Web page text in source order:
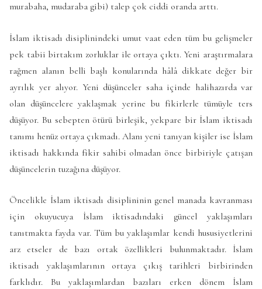
murabaha, mudaraba gibi) talep çok ciddi oranda arttı.
İslam iktisadı disiplinindeki umut vaat eden tüm bu gelişmeler
pek tabii birtakım zorluklar ile ortaya çıktı. Yeni araştırmalara
rağmen alanın belli başlı konularında hâlâ dikkate değer bir
ayrılık yer alıyor. Yeni düşünceler saha içinde halihazırda var
olan düşüncelere yaklaşmak yerine bu fikirlerle tümüyle ters
düşüyor. Bu sebepten ötürü birleşik, yekpare bir İslam iktisadı
tanımı henüz ortaya çıkmadı. Alanı yeni tanıyan kişiler ise İslam
iktisadı hakkında fikir sahibi olmadan önce birbiriyle çatışan
düşüncelerin tuzağına düşüyor.
Öncelikle İslam iktisadı disiplininin genel manada kavranması
için okuyucuya İslam iktisadındaki güncel yaklaşımları
tanıtmakta fayda var. Tüm bu yaklaşımlar kendi hususiyetlerini
arz etseler de bazı ortak özellikleri bulunmaktadır. İslam
iktisadı yaklaşımlarının ortaya çıkış tarihleri birbirinden
farklıdır. Bu yaklaşımlardan bazıları erken dönem İslam